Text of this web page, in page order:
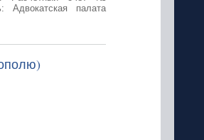
Адвокатская палата